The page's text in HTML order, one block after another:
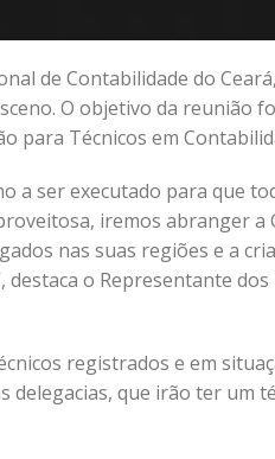
de Contabilidade do
O objetivo da reunião
para Técnicos em
ser executado para que
iremos abranger a
nas suas regiões e a
o Representante
registrados e em
delegacias, que irão ter um